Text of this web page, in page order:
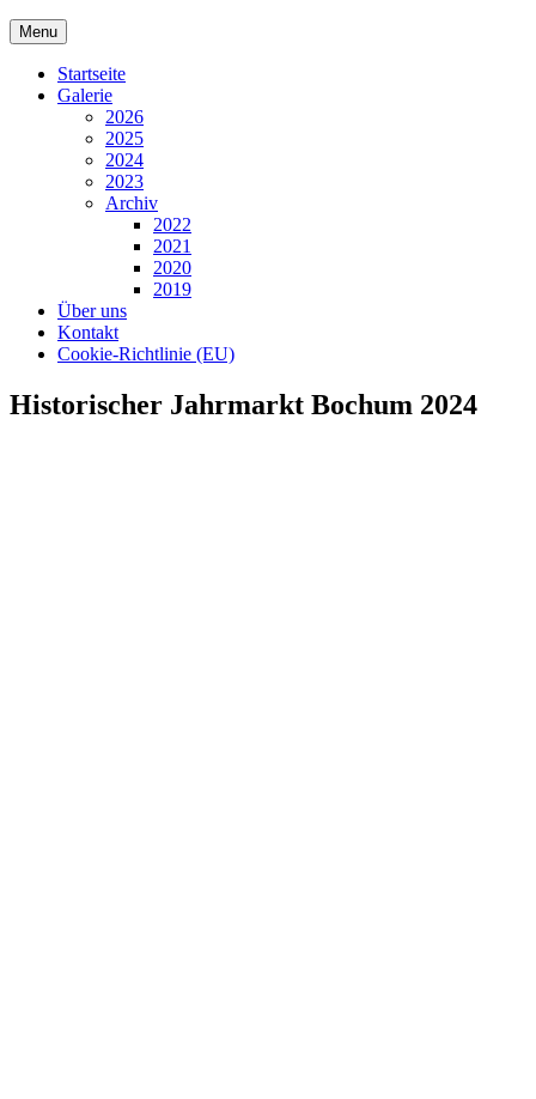
Skip
to
content
Menu
Startseite
Galerie
2026
2025
2024
2023
Archiv
2022
2021
2020
2019
Über uns
Kontakt
Cookie-Richtlinie (EU)
Historischer Jahrmarkt Bochum 2024